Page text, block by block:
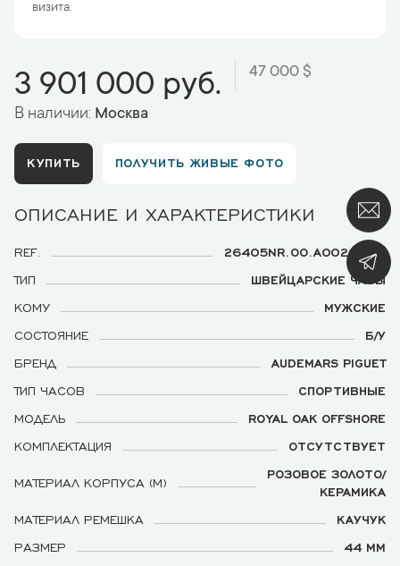
визита.
3 901 000 руб. 47 000 $
В наличии: Москва
КУПИТЬ ПОЛУЧИТЬ ЖИВЫЕ ФОТО
ОПИСАНИЕ И ХАРАКТЕРИСТИКИ
REF.
26405NR.OO.A002CA.01
ТИП
ШВЕЙЦАРСКИЕ ЧАСЫ
КОМУ
МУЖСКИЕ
СОСТОЯНИЕ
Б/У
БРЕНД
AUDEMARS PIGUET
ТИП ЧАСОВ
СПОРТИВНЫЕ
МОДЕЛЬ
ROYAL OAK OFFSHORE
КОМПЛЕКТАЦИЯ
ОТСУТСТВУЕТ
МАТЕРИАЛ КОРПУСА (М)
РОЗОВОЕ ЗОЛОТО/
КЕРАМИКА
МАТЕРИАЛ РЕМЕШКА
КАУЧУК
РАЗМЕР
44 ММ